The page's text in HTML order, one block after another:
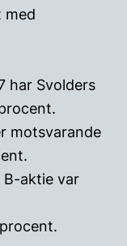
med
har Svolders
motsvarande
B-aktie var